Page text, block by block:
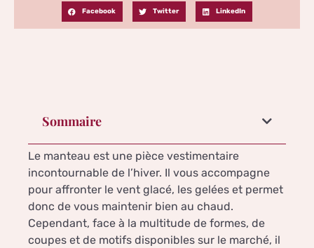
Facebook Twitter LinkedIn
Sommaire
Le manteau est une pièce vestimentaire
incontournable de l’hiver. Il vous accompagne
pour affronter le vent glacé, les gelées et permet
donc de vous maintenir bien au chaud.
Cependant, face à la multitude de formes, de
coupes et de motifs disponibles sur le marché, il